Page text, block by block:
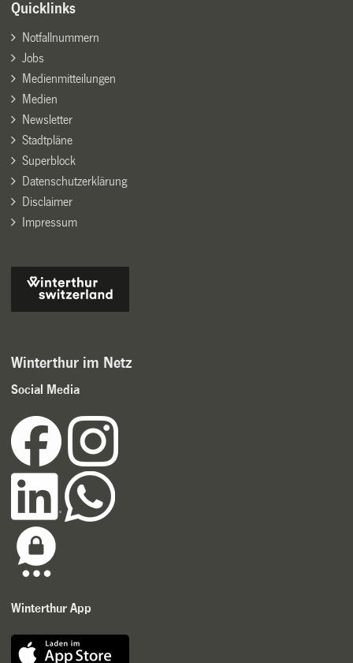
Quicklinks
Notfallnummern
Jobs
Medienmitteilungen
Medien
Newsletter
Stadtpläne
Superblock
Datenschutzerklärung
Disclaimer
Impressum
Winterthur im Netz
Social Media
Winterthur App